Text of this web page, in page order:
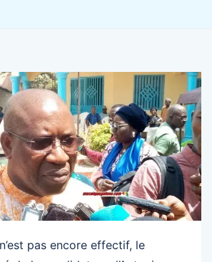
pas encore effectif, le